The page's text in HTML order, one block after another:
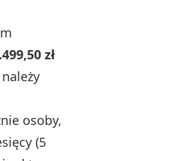
zł
osoby,
(5